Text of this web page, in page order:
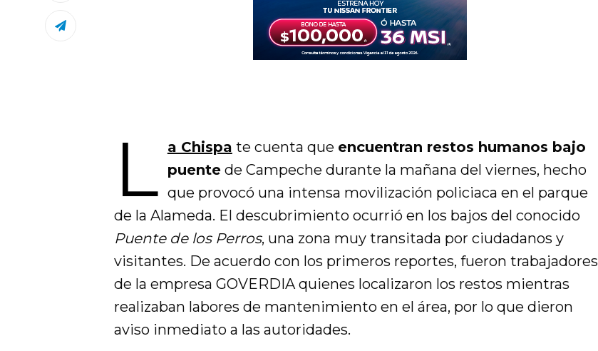
L a Chispa te cuenta que encuentran restos humanos bajo
puentede Campeche durante la mañana del viernes, hecho
que provocó una intensa movilización policiaca en el parque
de la Alameda. El descubrimiento ocurrió en los bajos del conocido
Puente de los Perros, una zona muy transitada por ciudadanos y
visitantes. De acuerdo con los primeros reportes, fueron trabajadores
de la empresa GOVERDIA quienes localizaron los restos mientras
realizaban labores de mantenimiento en el área, por lo que dieron
aviso inmediato a las autoridades.